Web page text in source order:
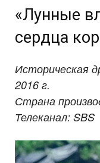
«Лунные
сердца
Историческая
2016 г.
Страна
Телеканал: SBS